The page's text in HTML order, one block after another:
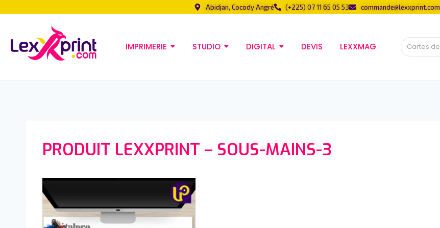
Abidjan, Cocody Angré (+225) 07 11 65 05 53 commande@lexxprint.com
IMPRIMERIE STUDIO DIGITAL DEVIS LEXXMAG
PRODUIT LEXXPRINT – SOUS-MAINS-3